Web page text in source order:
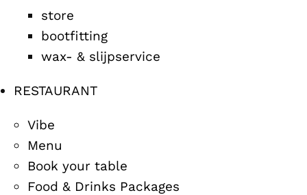
store
bootfitting
wax- & slijpservice
RESTAURANT
Vibe
Menu
Book your table
Food & Drinks Packages